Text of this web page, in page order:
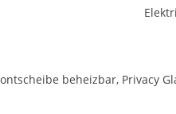
beheizbar, Privacy